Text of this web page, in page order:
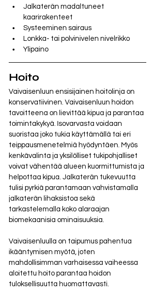
Jalkaterän madaltuneet
kaarirakenteet
Systeeminen sairaus
Lonkka- tai polvinivelen nivelrikko
Ylipaino
Hoito
Vaivaisenluun ensisijainen hoitolinja on
konservatiivinen. Vaivaisenluun hoidon
tavoitteena on lievittää kipua ja parantaa
toimintakykyä. Isovarvasta voidaan
suoristaa joko tukia käyttämällä tai eri
teippausmenetelmiä hyödyntäen. Myös
kenkävalinta ja yksilölliset tukipohjalliset
voivat vähentää alueen kuormittumista ja
helpottaa kipua. Jalkaterän tukevuutta
tulisi pyrkiä parantamaan vahvistamalla
jalkaterän lihaksistoa sekä
tarkastelemalla koko alaraajan
biomekaanisia ominaisuuksia.
Vaivaisenluulla on taipumus pahentua
ikääntymisen myötä, joten
mahdollisimman varhaisessa vaiheessa
aloitettu hoito parantaa hoidon
tuloksellisuutta huomattavasti.